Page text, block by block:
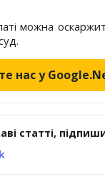
можна
нас у
статті,